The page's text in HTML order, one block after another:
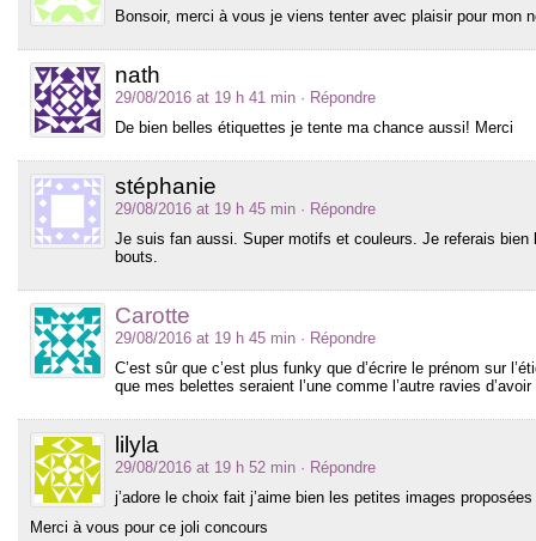
Bonsoir, merci à vous je viens tenter avec plaisir pour mon
nath
29/08/2016 at 19 h 41 min · Répondre
De bien belles étiquettes je tente ma chance aussi! Merci
stéphanie
29/08/2016 at 19 h 45 min · Répondre
Je suis fan aussi. Super motifs et couleurs. Je referais
bouts.
Carotte
29/08/2016 at 19 h 45 min · Répondre
C’est sûr que c’est plus funky que d’écrire le prénom sur
que mes belettes seraient l’une comme l’autre ravies
lilyla
29/08/2016 at 19 h 52 min · Répondre
j’adore le choix fait j’aime bien les petites images proposées
Merci à vous pour ce joli concours